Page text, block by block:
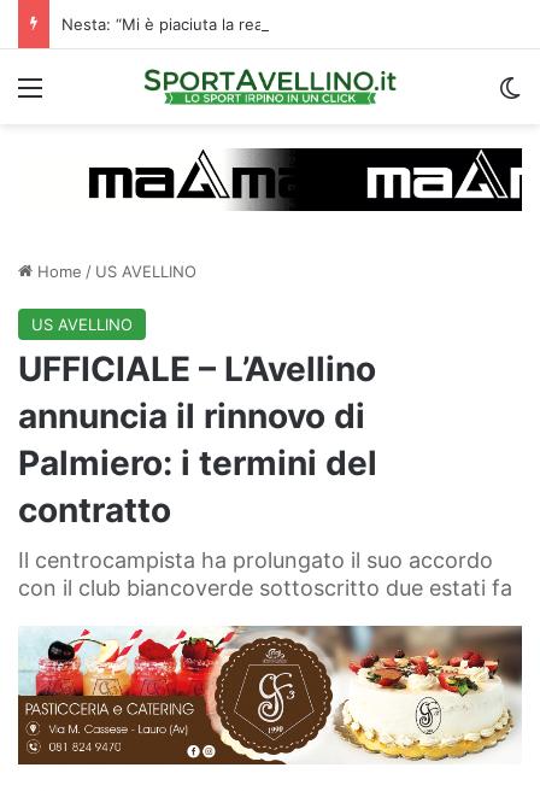
Menu
Home / US AVELLINO
US AVELLINO
UFFICIALE – L’Avellino
annuncia il rinnovo di
Palmiero: i termini del
contratto
Il centrocampista ha prolungato il suo accordo
con il club biancoverde sottoscritto due estati fa